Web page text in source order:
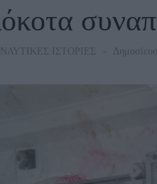
ΝΑΥΤΙΚΕΣ ΙΣΤΟΡΙΕΣ